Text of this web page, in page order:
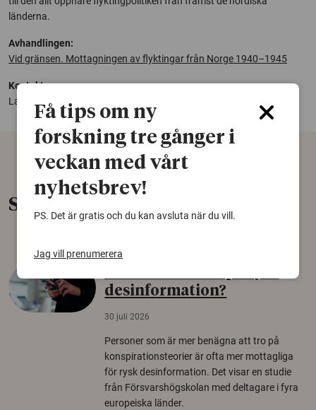
länderna.
Avhandlingen:
Vid gränsen. Mottagningen av flyktingar från Norge 1940–1945
Kontakt:
Lars Hansson,
Senaste nytt
desinformation?
30 juli 2026
Personer som är mer benägna att tro på
konspirationsteorier är ofta mer mottagliga
för rysk desinformation. Det visar en studie
från Försvarshögskolan med deltagare i fyra
europeiska länder.
Få tips om ny
forskning tre gånger i
veckan med vårt
nyhetsbrev!
PS. Det är gratis och du kan avsluta när du vill.
Jag vill prenumerera